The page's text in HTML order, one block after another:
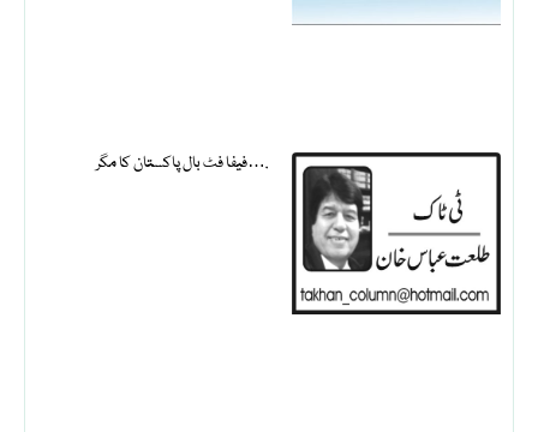
فیفا فٹ بال پاکستان کا مگر….